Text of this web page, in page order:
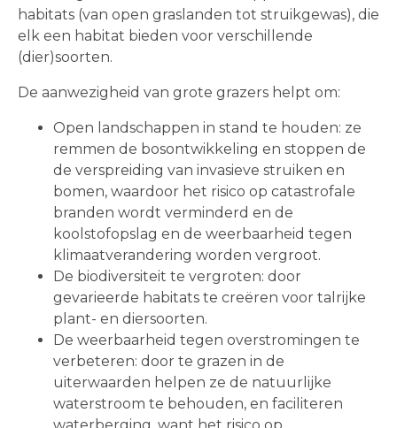
habitats (van open graslanden tot struikgewas), die
elk een habitat bieden voor verschillende
(dier)soorten.
De aanwezigheid van grote grazers helpt om:
Open landschappen in stand te houden: ze
remmen de bosontwikkeling en stoppen de
de verspreiding van invasieve struiken en
bomen, waardoor het risico op catastrofale
branden wordt verminderd en de
koolstofopslag en de weerbaarheid tegen
klimaatverandering worden vergroot.
De biodiversiteit te vergroten: door
gevarieerde habitats te creëren voor talrijke
plant- en diersoorten.
De weerbaarheid tegen overstromingen te
verbeteren: door te grazen in de
uiterwaarden helpen ze de natuurlijke
waterstroom te behouden, en faciliteren